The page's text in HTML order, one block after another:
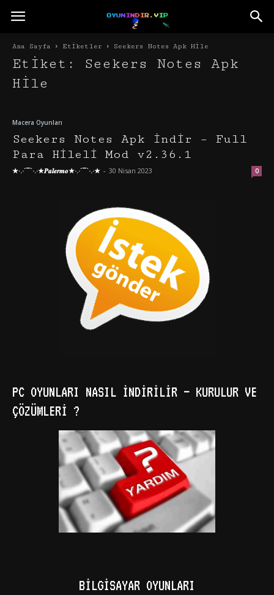
Ana Sayfa Etiketler Seekers Notes Apk Hile
Etiket: Seekers Notes Apk
Hile
Macera Oyunları
Seekers Notes Apk İndir – Full
Para Hileli Mod v2.36.1
★·.·´¯`·.·★𝑷𝒂𝒍𝒆𝒓𝒎𝒐★·.·´¯`·.·★ - 30 Nisan 2023 0
PC OYUNLARI NASIL İNDIRILIR – KURULUR VE
ÇÖZÜMLERI ?
BILGISAYAR OYUNLARI